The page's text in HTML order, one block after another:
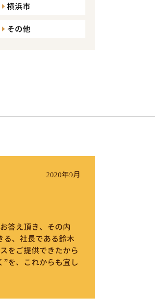
横浜市
その他
2020年9月
答え頂き、その内
る、社長である鈴木
をご提供できたから
を、これからも宜し